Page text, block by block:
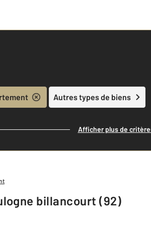
Autres types de biens
Afficher plus de
billancourt (92)